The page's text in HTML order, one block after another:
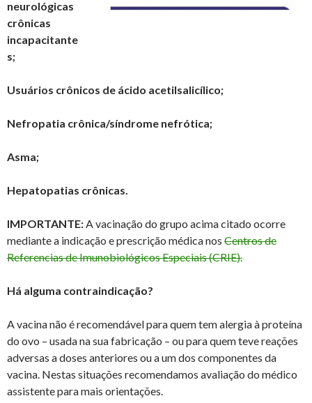
neurológicas
crônicas
incapacitante
s;
Usuários crônicos de ácido acetilsalicílico;
Nefropatia crônica/síndrome nefrótica;
Asma;
Hepatopatias crônicas.
IMPORTANTE: A vacinação do grupo acima citado ocorre
mediante a indicação e prescrição médica nos Centros de
Referencias de Imunobiológicos Especiais (CRIE).
Há alguma contraindicação?
A vacina não é recomendável para quem tem alergia à proteína
do ovo – usada na sua fabricação – ou para quem teve reações
adversas a doses anteriores ou a um dos componentes da
vacina. Nestas situações recomendamos avaliação do médico
assistente para mais orientações.